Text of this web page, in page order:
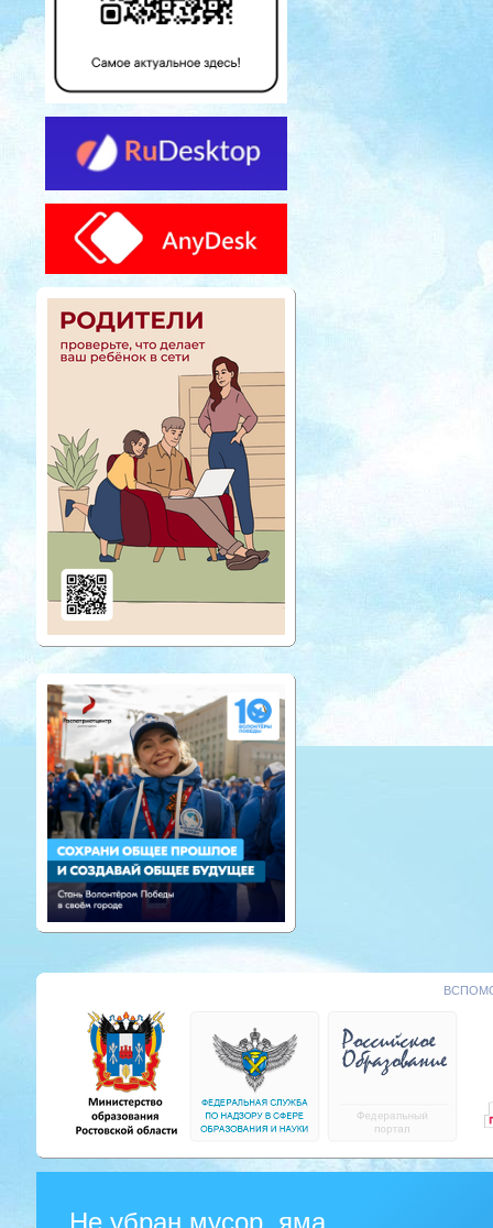
Не убран мусор, яма